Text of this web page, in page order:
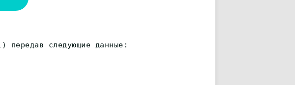
передав следующие данные: